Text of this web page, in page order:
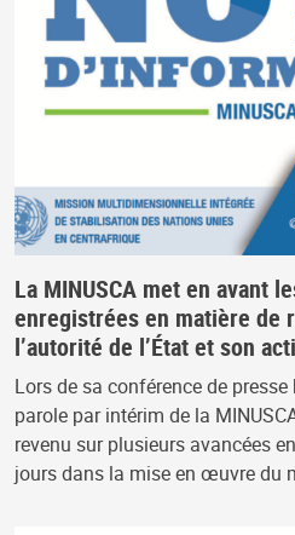
La MINUSCA met en avant
enregistrées en matière de
l’autorité de l’État et son
Lors de sa conférence de
parole par intérim de la
revenu sur plusieurs avancées
jours dans la mise en œuvre du